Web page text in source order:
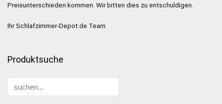
Preisunterschieden kommen. Wir bitten dies zu entschuldigen.
Ihr Schlafzimmer-Depot.de Team
Produktsuche